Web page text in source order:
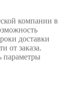
компании в
доставки
от заказа.
параметры